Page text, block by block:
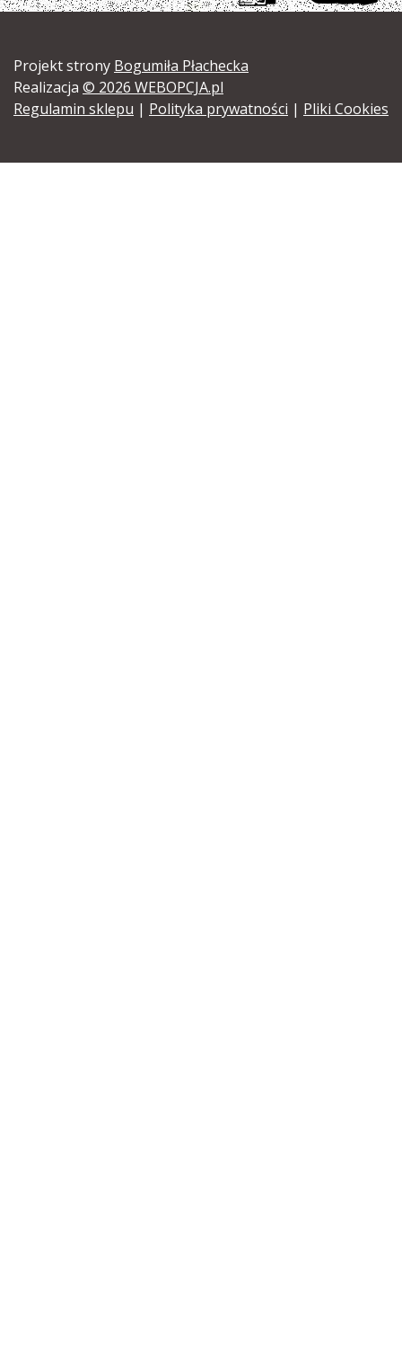
Projekt strony Bogumiła Płachecka
Realizacja © 2026 WEBOPCJA.pl
Regulamin sklepu | Polityka prywatności | Pliki Cookies